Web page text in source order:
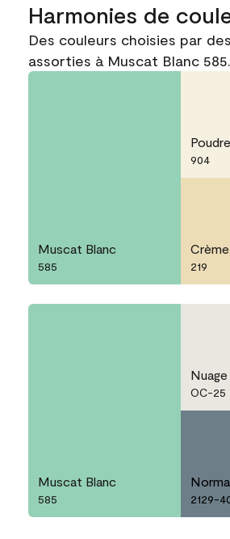
Harmonies de
Des couleurs choisies par
assorties à Muscat Blanc 585.
Muscat Blanc
585
904
219
Muscat Blanc
585
OC-25
2129-